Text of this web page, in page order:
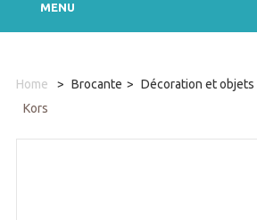
MENU
Home > Brocante > Décoration et objets
Kors